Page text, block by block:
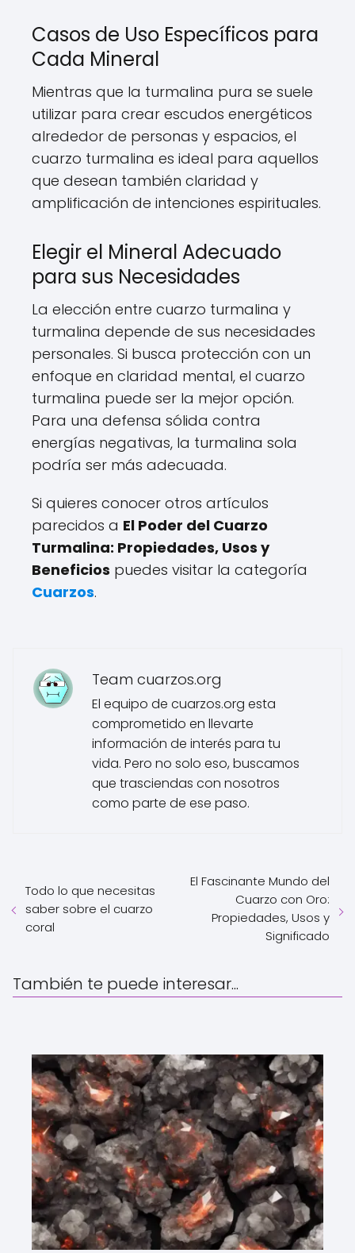
Casos de Uso Específicos para
Cada Mineral
Mientras que la turmalina pura se suele
utilizar para crear escudos energéticos
alrededor de personas y espacios, el
cuarzo turmalina es ideal para aquellos
que desean también claridad y
amplificación de intenciones espirituales.
Elegir el Mineral Adecuado
para sus Necesidades
La elección entre cuarzo turmalina y
turmalina depende de sus necesidades
personales. Si busca protección con un
enfoque en claridad mental, el cuarzo
turmalina puede ser la mejor opción.
Para una defensa sólida contra
energías negativas, la turmalina sola
podría ser más adecuada.
Si quieres conocer otros artículos
parecidos a El Poder del Cuarzo
Turmalina: Propiedades, Usos y
Beneficios puedes visitar la categoría
Cuarzos.
Team cuarzos.org
El equipo de cuarzos.org esta
comprometido en llevarte
información de interés para tu
vida. Pero no solo eso, buscamos
que trasciendas con nosotros
como parte de ese paso.
Todo lo que necesitas
saber sobre el cuarzo
coral
El Fascinante Mundo del
Cuarzo con Oro:
Propiedades, Usos y
Significado
También te puede interesar...